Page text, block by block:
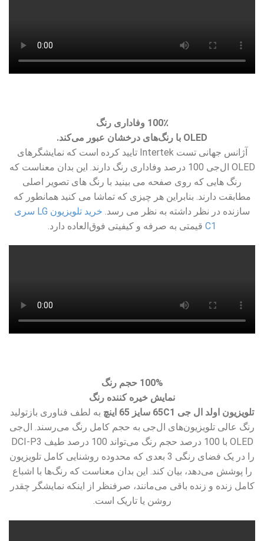
100٪ وفاداری رنگ
OLED با رنگ‌های درخشان عبور می‌کند.
آژانس جهانی تست Intertek تایید کرده است که نمایشگرهای
OLED ال‌جی 100 درصد وفاداری رنگ دارند. این بدان معناست که
رنگ هایی که روی صفحه می بینید با رنگ های تصویر اصلی
مطابقت دارند. بنابراین هر چیزی که تماشا می کنید همانطور که
سازنده در نظر داشته به نظر می رسد.
خرید تلویزیون LG سری
C1 قیمتی به صرفه و کیفیتی فوق‌العاده دارد.
100% حجم رنگ
نمایش خیره کننده رنگ
تلویزیون اولد ال جی 65C1 سایز 65 اینچ
به لطف فناوری بازتولید
رنگ عالی تلویزیون‌های ال‌جی به حجم کامل رنگ می‌رسند. ال‌جی
OLED با 100 درصد حجم رنگ می‌تواند 100 درصد طیف DCI-P3
را در یک فضای رنگی 3 بعدی که محدوده روشنایی کامل تلویزیون
را پوشش می‌دهد، بیان کند. این بدان معناست که رنگ‌ها با اشباع
کامل زنده و زنده باقی می‌مانند، صرفنظر از اینکه نمایشگر چقدر
روشن یا تاریک است.